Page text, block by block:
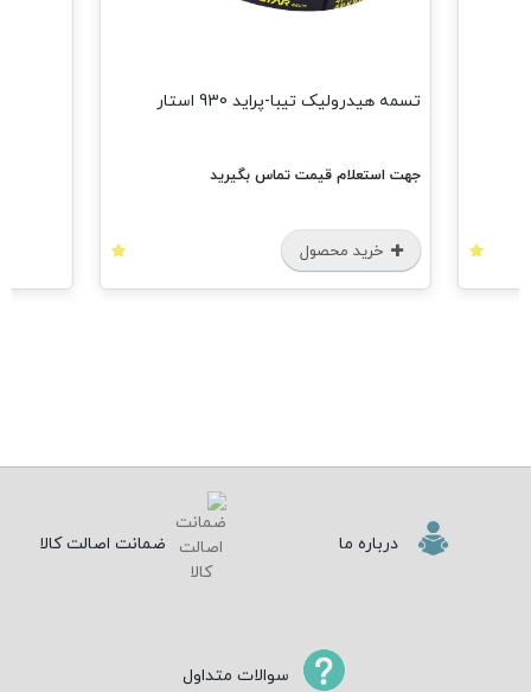
تسمه هیدرولیک تیبا-پراید 930 استار
جهت استعلام قیمت تماس بگیرید
خرید محصول
درباره ما ضمانت اصالت کالا
سوالات متداول